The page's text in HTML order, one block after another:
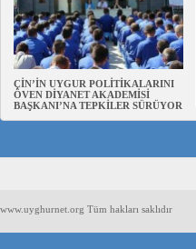
ÇİN’İN UYGUR POLİTİKALARINI
ÖVEN DİYANET AKADEMİSİ
BAŞKANI’NA TEPKİLER SÜRÜYOR
www.uyghurnet.org Tüm hakları saklıdır